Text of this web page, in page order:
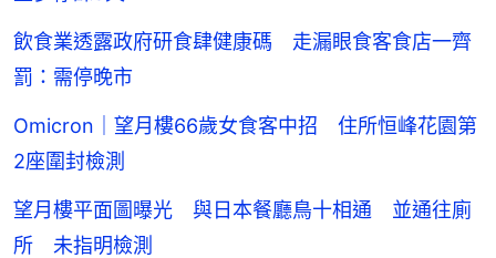
飲食業透露政府研食肆健康碼 走漏眼食客食店一齊
罰：需停晚市
Omicron｜望月樓66歲女食客中招 住所恒峰花園第
2座圍封檢測
望月樓平面圖曝光 與日本餐廳鳥十相通 並通往廁
所 未指明檢測